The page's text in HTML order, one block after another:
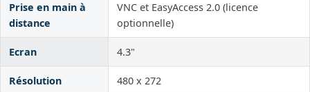
Prise en main à
distance
VNC et EasyAccess 2.0 (licence
optionnelle)
Ecran 4.3"
Résolution 480 x 272